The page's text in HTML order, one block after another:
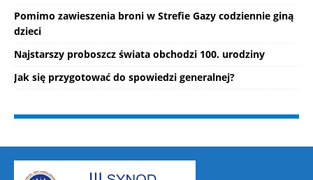
Pomimo zawieszenia broni w Strefie Gazy codziennie giną
dzieci
Najstarszy proboszcz świata obchodzi 100. urodziny
Jak się przygotować do spowiedzi generalnej?